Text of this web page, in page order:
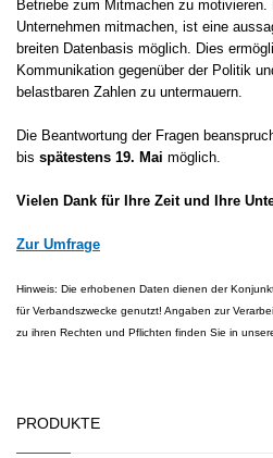
Betriebe zum Mitmachen zu
Unternehmen mitmachen, ist eine
breiten Datenbasis möglich. Dies
Kommunikation gegenüber der Politik
belastbaren Zahlen zu untermauern.
Die Beantwortung der Fragen
bis spätestens 19. Mai möglich.
Vielen Dank für Ihre Zeit und Ihre
Zur Umfrage
Hinweis: Die erhobenen Daten dienen der
für Verbandszwecke genutzt! Angaben zur
zu ihren Rechten und Pflichten finden Sie in
PRODUKTE